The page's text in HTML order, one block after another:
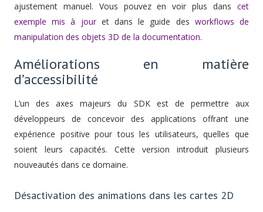
ajustement manuel. Vous pouvez en voir plus danscet
exemple mis à jouret dans le guide des workflows de
manipulation des objets 3D de la documentation.
Améliorations en matière
d’accessibilité
L’un des axes majeurs du SDK est de permettre aux
développeurs de concevoir des applications offrant une
expérience positive pour tous les utilisateurs, quelles que
soient leurs capacités. Cette version introduit plusieurs
nouveautés dans ce domaine.
Désactivation des animations dans les cartes 2D